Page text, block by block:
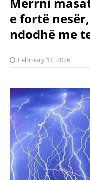
e fortë
ndodhë me
February 11, 2026